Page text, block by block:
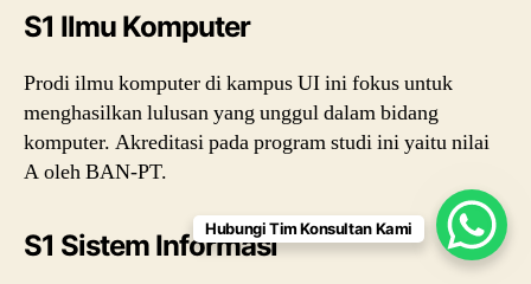
S1 Ilmu Komputer
Prodi ilmu komputer di kampus UI ini fokus untuk
menghasilkan lulusan yang unggul dalam bidang
komputer. Akreditasi pada program studi ini yaitu nilai
A oleh BAN-PT.
S1 Sistem InformasiHubungi Tim Konsultan Kami